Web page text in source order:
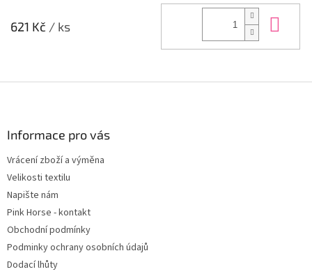
621 Kč / ks
Informace pro vás
Vrácení zboží a výměna
Velikosti textilu
Napište nám
Pink Horse - kontakt
Obchodní podmínky
Podminky ochrany osobních údajů
Dodací lhůty